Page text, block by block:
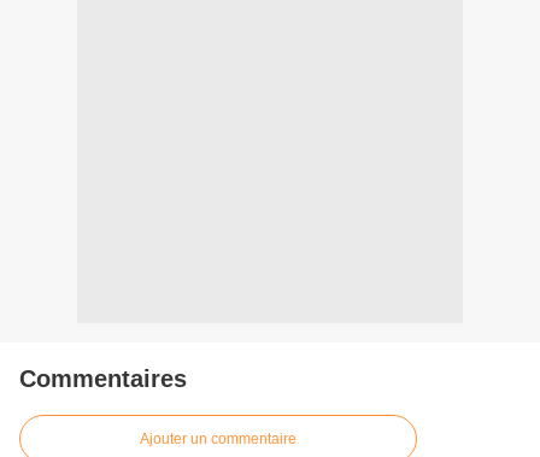
Commentaires
Ajouter un commentaire